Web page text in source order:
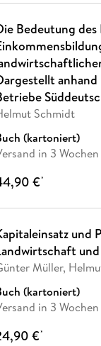
Bedeutung
Schmidt
(kartoniert)
in 3 Wochen
€*
und
Müller,
(kartoniert)
in 3 Wochen
€*